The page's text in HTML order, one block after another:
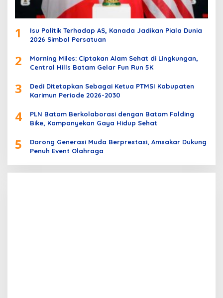
1
Isu Politik Terhadap AS, Kanada Jadikan Piala Dunia
2026 Simbol Persatuan
2
Morning Miles: Ciptakan Alam Sehat di Lingkungan,
Central Hills Batam Gelar Fun Run 5K
3
Dedi Ditetapkan Sebagai Ketua PTMSI Kabupaten
Karimun Periode 2026-2030
4
PLN Batam Berkolaborasi dengan Batam Folding
Bike, Kampanyekan Gaya Hidup Sehat
5
Dorong Generasi Muda Berprestasi, Amsakar Dukung
Penuh Event Olahraga